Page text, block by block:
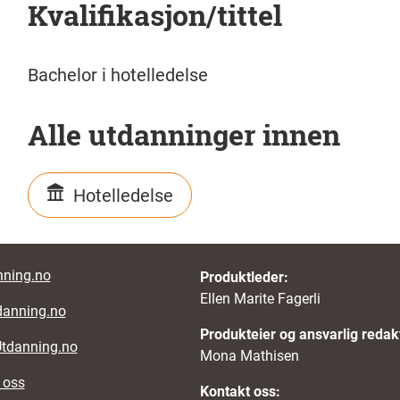
Kvalifikasjon/tittel
Bachelor i hotelledelse
Alle utdanninger innen
Hotelledelse
links
Produktleder:
Ellen Marite Fagerli
Produkteier og ansvarlig
Mona Mathisen
Kontakt oss: